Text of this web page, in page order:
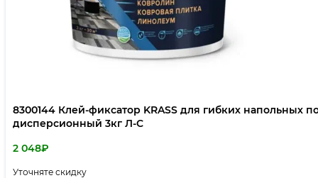
8300144 Клей-фиксатор KRASS для гибких напольных
дисперсионный 3кг Л-С
2 048₽
Уточняте скидку